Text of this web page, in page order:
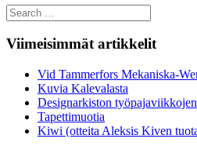
Search
for:
Viimeisimmät artikkelit
Vid Tammerfors Mekaniska-
Kuvia Kalevalasta
Designarkiston työpajaviikkojen
Tapettimuotia
Kiwi (otteita Aleksis Kiven